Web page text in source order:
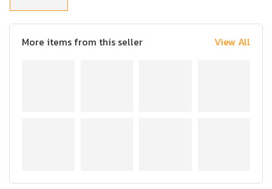
More items from this seller View All